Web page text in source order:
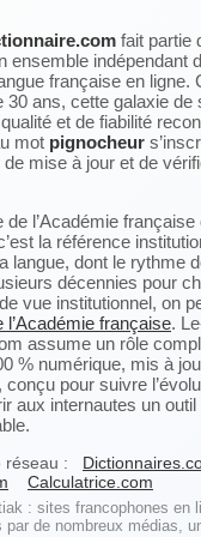
fait partie
ensemble indépendant
française en ligne.
30 ans, cette galaxie de
et de fiabilité
mot pignocheur
mise à jour et de
de l’Académie
la référence
langue, dont le rythme
décennies pour
vue institutionnel, on
l’Académie française.
assume un rôle
% numérique, mis à
conçu pour suivre
aux internautes un outil
réseau :
Calculatrice.com
: sites francophones en
par de nombreux médias,